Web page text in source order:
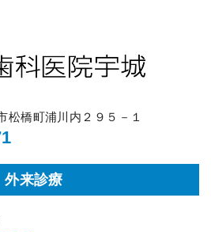
松橋町浦川内２９５－１
外来診療